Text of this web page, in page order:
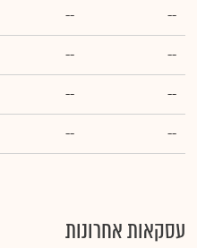
--
--
--
--
--
--
--
--
עסקאות אחרונות